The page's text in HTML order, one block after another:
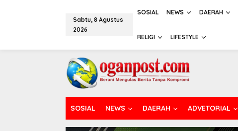
i
Sabtu, 8 Agustus
2026
SOSIAL NEWS DAERAH
RELIGI LIFESTYLE
SOSIAL NEWS DAERAH ADVETORIAL